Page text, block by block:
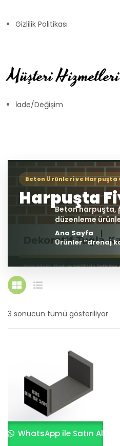
Gizlilik Politikası
Müşteri Hizmetleri
İade/Değişim
Ana Sayfa
Ürünler “drenaj
3 sonucun tümü gösteriliyor
WhatsApp ile Satın Al